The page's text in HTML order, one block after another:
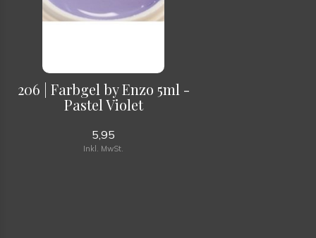
206 | Farbgel by Enzo 5ml -
Pastel Violet
5,95
Inkl. MwSt.